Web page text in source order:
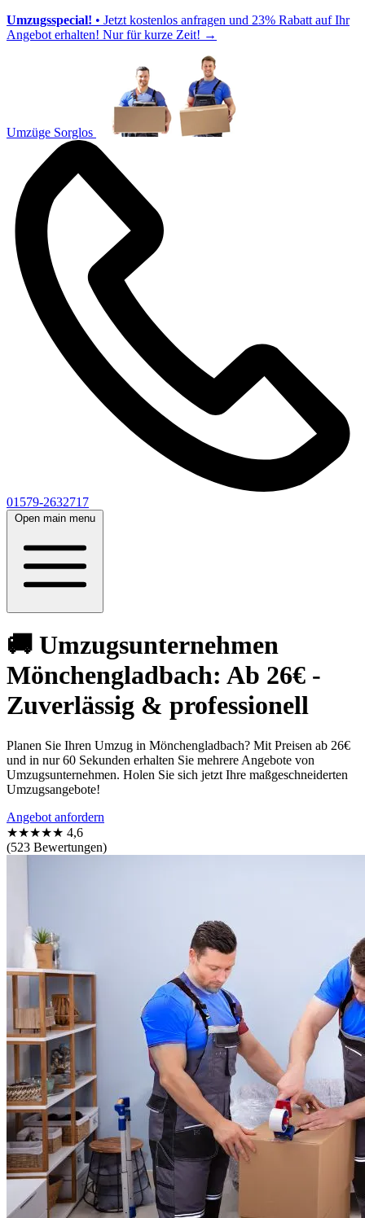
Umzugsspecial! • Jetzt kostenlos anfragen und 23% Rabatt auf Ihr
Angebot erhalten! Nur für kurze Zeit! →
Umzüge Sorglos
01579-2632717
Open main menu
🚚 Umzugsunternehmen
Mönchengladbach: Ab 26€ -
Zuverlässig & professionell
Planen Sie Ihren Umzug in Mönchengladbach? Mit Preisen ab 26€
und in nur 60 Sekunden erhalten Sie mehrere Angebote von
Umzugsunternehmen. Holen Sie sich jetzt Ihre maßgeschneiderten
Umzugsangebote!
Angebot anfordern
★★★★★ 4,6
(523 Bewertungen)